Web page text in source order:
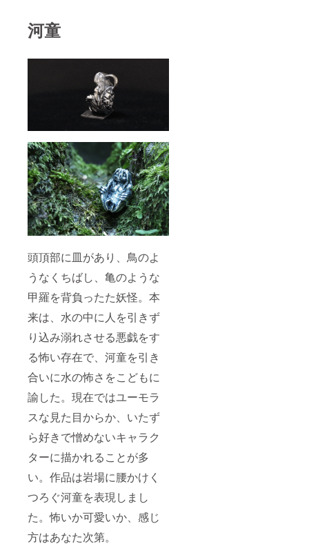
河童
頭頂部に皿があり、鳥のよ
うなくちばし、亀のような
甲羅を背負ったた妖怪。本
来は、水の中に人を引きず
り込み溺れさせる悪戯をす
る怖い存在で、河童を引き
合いに水の怖さをこどもに
諭した。現在ではユーモラ
スな見た目からか、いたず
ら好きで憎めないキャラク
ターに描かれることが多
い。作品は岩場に腰かけく
つろぐ河童を表現しまし
た。怖いか可愛いか、感じ
方はあなた次第。